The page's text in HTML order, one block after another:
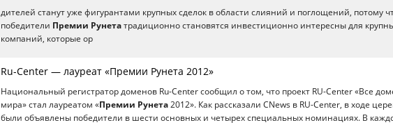
дителей станут уже фигурантами крупных сделок в области слияний и поглощений, потому
победители Премии Рунета традиционно становятся инвестиционно интересны для
компаний, которые ор
Ru-Center — лауреат «Премии Рунета 2012»
Национальный регистратор доменов Ru-Center сообщил о том, что проект RU-Center «Все
мира» стал лауреатом «Премии Рунета 2012». Как рассказали CNews в RU-Center, в ходе
были объявлены победители в шести основных и четырех специальных номинациях. В